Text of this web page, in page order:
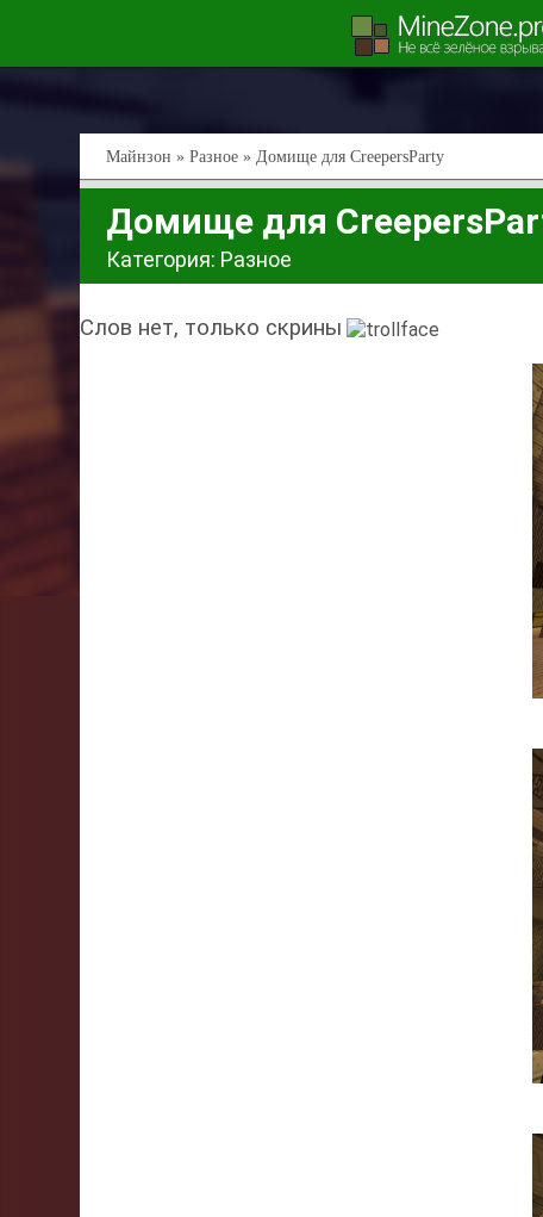
Майнзон »Разное » Домище для CreepersParty
Домище для
Категория: Разное
Слов нет, только скрины